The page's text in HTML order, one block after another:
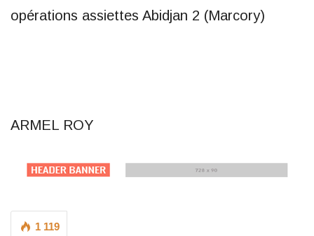
opérations assiettes Abidjan 2 (Marcory)
ARMEL ROY
1 119